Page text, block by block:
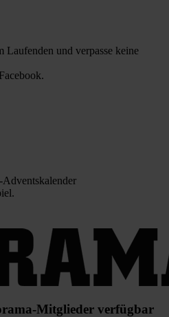
Laufenden und verpasse keine
Mitglieder verfügbar